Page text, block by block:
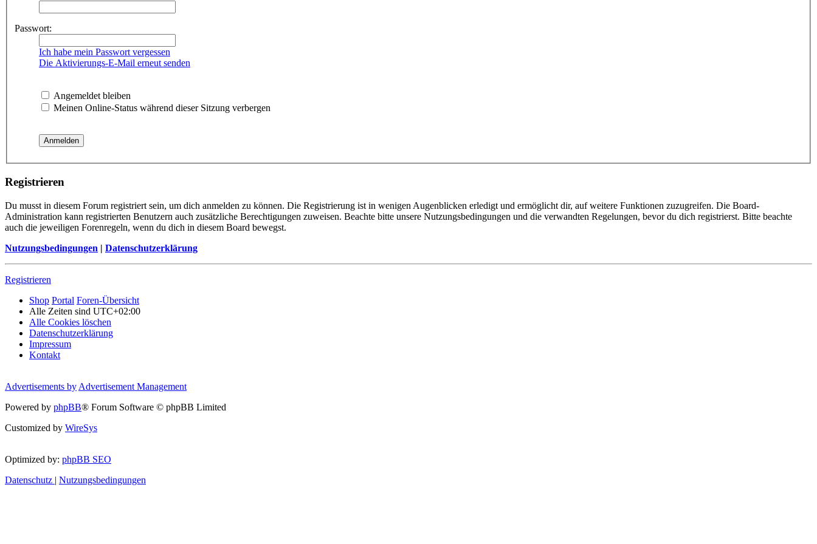
Passwort:
Ich habe mein Passwort vergessen
Die Aktivierungs-E-Mail erneut senden
Angemeldet bleiben
Meinen Online-Status während dieser Sitzung verbergen
Registrieren
Du musst in diesem Forum registriert sein, um dich anmelden zu können. Die Registrierung ist in wenigen Augenblicken erledigt und ermöglicht dir, auf weitere Funktionen zuzugreifen. Die Board-
Administration kann registrierten Benutzern auch zusätzliche Berechtigungen zuweisen. Beachte bitte unsere Nutzungsbedingungen und die verwandten Regelungen, bevor du dich registrierst. Bitte beachte
auch die jeweiligen Forenregeln, wenn du dich in diesem Board bewegst.
Nutzungsbedingungen | Datenschutzerklärung
Registrieren
Shop Portal Foren-Übersicht
Alle Zeiten sind UTC+02:00
Alle Cookies löschen
Datenschutzerklärung
Impressum
Kontakt
Advertisements by Advertisement Management
Powered by phpBB® Forum Software © phpBB Limited
Customized by WireSys
Optimized by: phpBB SEO
Datenschutz | Nutzungsbedingungen